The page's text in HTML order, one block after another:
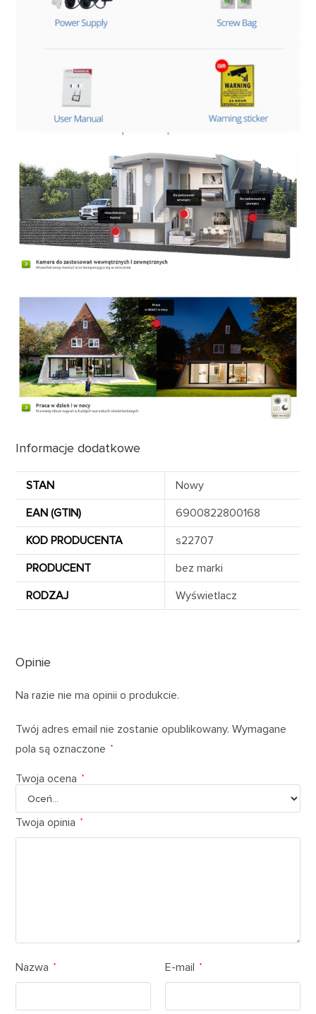
Informacje dodatkowe
STAN
Nowy
EAN (GTIN)
6900822800168
KOD PRODUCENTA
s22707
PRODUCENT
bez marki
RODZAJ
Wyświetlacz
Opinie
Na razie nie ma opinii o produkcie.
Twój adres email nie zostanie opublikowany. Wymagane
pola są oznaczone
*
Twoja ocena *
Twoja opinia *
Nazwa * E-mail *